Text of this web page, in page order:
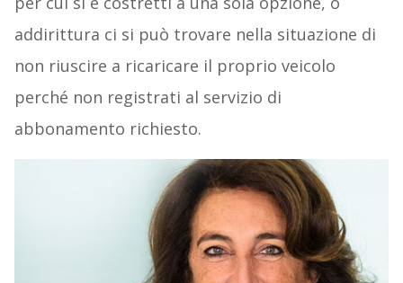
addirittura ci si può trovare nella situazione di
non riuscire a ricaricare il proprio veicolo
perché non registrati al servizio di
abbonamento richiesto.